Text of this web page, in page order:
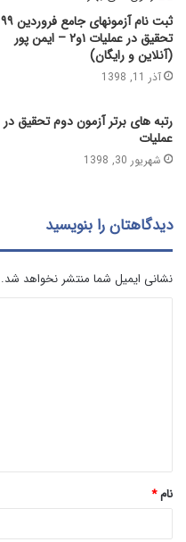
ثبت نام آزمونهای جامع فروردین ۹۹
تحقیق در عملیات ۱و۲ – ایمن پور
(آنلاین و رایگان)
آذر 11, 1398
رتبه های برتر آزمون دوم تحقیق در
عملیات
شهریور 30, 1398
دیدگاهتان را بنویسید
نشانی ایمیل شما منتشر نخواهد شد.
*
نام*